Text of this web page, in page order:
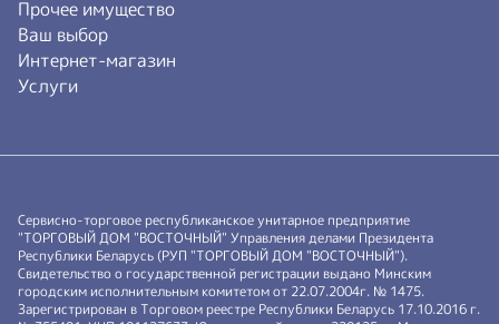
Прочее имущество
Ваш выбор
Интернет-магазин
Услуги
Сервисно-торговое республиканское унитарное предприятие
"ТОРГОВЫЙ ДОМ "ВОСТОЧНЫЙ" Управления делами Президента
Республики Беларусь (РУП "ТОРГОВЫЙ ДОМ "ВОСТОЧНЫЙ").
Свидетельство о государственной регистрации выдано Минским
городским исполнительным комитетом от 22.07.2004г. № 1475.
Зарегистрирован в Торговом реестре Республики Беларусь 17.10.2016 г.